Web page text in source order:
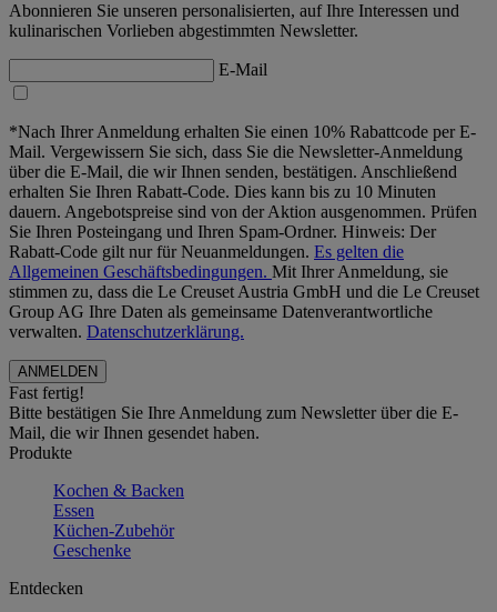
Abonnieren Sie unseren personalisierten, auf Ihre Interessen und
kulinarischen Vorlieben abgestimmten Newsletter.
E-Mail
*Nach Ihrer Anmeldung erhalten Sie einen 10% Rabattcode per E-
Mail. Vergewissern Sie sich, dass Sie die Newsletter-Anmeldung
über die E-Mail, die wir Ihnen senden, bestätigen. Anschließend
erhalten Sie Ihren Rabatt-Code. Dies kann bis zu 10 Minuten
dauern. Angebotspreise sind von der Aktion ausgenommen. Prüfen
Sie Ihren Posteingang und Ihren Spam-Ordner. Hinweis: Der
Rabatt-Code gilt nur für Neuanmeldungen. Es gelten die
Allgemeinen Geschäftsbedingungen. Mit Ihrer Anmeldung, sie
stimmen zu, dass die Le Creuset Austria GmbH und die Le Creuset
Group AG Ihre Daten als gemeinsame Datenverantwortliche
verwalten. Datenschutzerklärung.
Fast fertig!
Bitte bestätigen Sie Ihre Anmeldung zum Newsletter über die E-
Mail, die wir Ihnen gesendet haben.
Produkte
Kochen & Backen
Essen
Küchen-Zubehör
Geschenke
Entdecken